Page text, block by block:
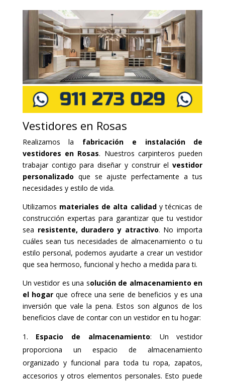
Vestidores en Rosas
Realizamos la fabricación e instalación de
vestidores en Rosas. Nuestros carpinteros pueden
trabajar contigo para diseñar y construir elvestidor
personalizado que se ajuste perfectamente a tus
necesidades y estilo de vida.
Utilizamos materiales de alta calidady técnicas de
construcción expertas para garantizar que tu vestidor
sea resistente, duradero y atractivo. No importa
cuáles sean tus necesidades de almacenamiento o tu
estilo personal, podemos ayudarte a crear un vestidor
que sea hermoso, funcional y hecho a medida para ti.
Un vestidor es una solución de almacenamiento en
el hogar que ofrece una serie de beneficios y es una
inversión que vale la pena. Estos son algunos de los
beneficios clave de contar con un vestidor en tu hogar:
Espacio de almacenamiento: Un vestidor
proporciona un espacio de almacenamiento
organizado y funcional para toda tu ropa, zapatos,
accesorios y otros elementos personales. Esto puede